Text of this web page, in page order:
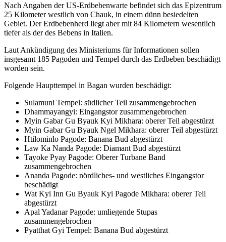
Nach Angaben der US-Erdbebenwarte befindet sich das Epizentrum
25 Kilometer westlich von Chauk, in einem dünn besiedelten
Gebiet. Der Erdbebenherd liegt aber mit 84 Kilometern wesentlich
tiefer als der des Bebens in Italien.
Laut Ankündigung des Ministeriums für Informationen sollen
insgesamt 185 Pagoden und Tempel durch das Erdbeben beschädigt
worden sein.
Folgende Haupttempel in Bagan wurden beschädigt:
Sulamuni Tempel: südlicher Teil zusammengebrochen
Dhammayangyi: Eingangstor zusammengebrochen
Myin Gabar Gu Byauk Kyi Mikhara: oberer Teil abgestürzt
Myin Gabar Gu Byauk Ngel Mikhara: oberer Teil abgestürzt
Htilominlo Pagode: Banana Bud abgestürzt
Law Ka Nanda Pagode: Diamant Bud abgestürzt
Tayoke Pyay Pagode: Oberer Turbane Band
zusammengebrochen
Ananda Pagode: nördliches- und westliches Eingangstor
beschädigt
Wat Kyi Inn Gu Byauk Kyi Pagode Mikhara: oberer Teil
abgestürzt
Apal Yadanar Pagode: umliegende Stupas
zusammengebrochen
Pyatthat Gyi Tempel: Banana Bud abgestürzt